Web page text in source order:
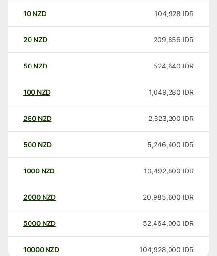
10 NZD 104,928 IDR
20 NZD 209,856 IDR
50 NZD 524,640 IDR
100 NZD 1,049,280 IDR
250 NZD 2,623,200 IDR
500 NZD 5,246,400 IDR
1000 NZD 10,492,800 IDR
2000 NZD 20,985,600 IDR
5000 NZD 52,464,000 IDR
10000 NZD 104,928,000 IDR